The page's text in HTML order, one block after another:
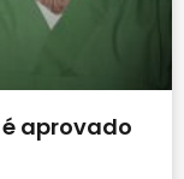
aprovado